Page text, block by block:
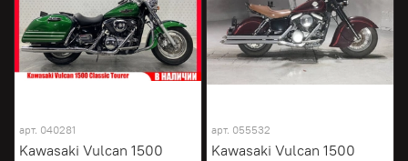
арт. 040281
Kawasaki Vulcan 1500
арт. 055532
Kawasaki Vulcan 1500